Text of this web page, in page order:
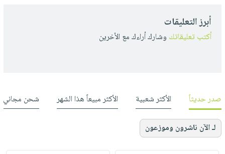
أبرز التعليقات
أكتب تعليقاتك وشارك أراءك مع الأخرين
صدر حديثاً الأكثر شعبية الأكثر مبيعاً هذا الشهر شحن مجاني
لـ الآن ناشرون وموزعون